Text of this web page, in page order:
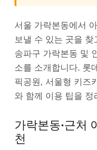
서울 가락본동에서
보낼 수 있는 곳을
송파구 가락본동 및
소를 소개합니다. 롯
픽공원, 서울형 키즈
와 함께 이용 팁을 정
가락본동·근처
천